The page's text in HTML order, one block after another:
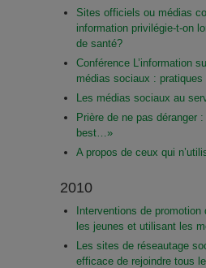
Sites officiels ou médias
information privilégie-t-on
de santé?
Conférence L’information
médias sociaux : pratiques
Les médias sociaux au
Prière de ne pas déranger
best…»
A propos de ceux qui
2010
Interventions de
les jeunes et utilisant les
Les sites de réseautage
efficace de rejoindre tous